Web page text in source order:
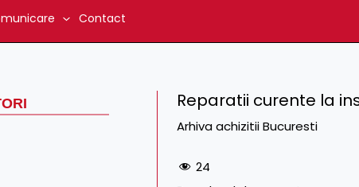
Contact
Reparatii curente la
Arhiva achizitii Bucuresti
24